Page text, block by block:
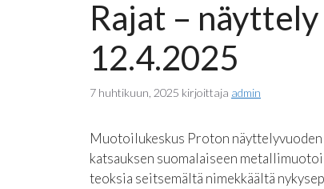
Rajat –
12.4.2025
7 huhtikuun, 2025 kirjoittaja admin
Muotoilukeskus Proton
katsauksen suomalaiseen
teoksia seitsemältä nimekkäältä